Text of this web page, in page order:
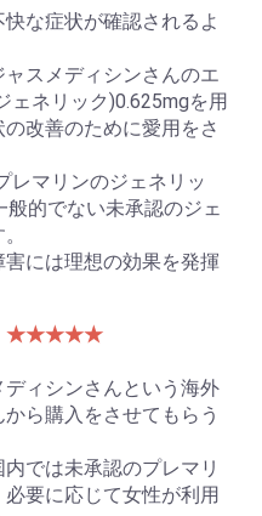
な症状が確認されるよ
スメディシンさんのエ
ェネリック)0.625mgを用
改善のために愛用をさ
レマリンのジェネリッ
的でない未承認のジェ
には理想の効果を発揮
★★★★★
ィシンさんという海外
ら購入をさせてもらう
では未承認のプレマリ
要に応じて女性が利用